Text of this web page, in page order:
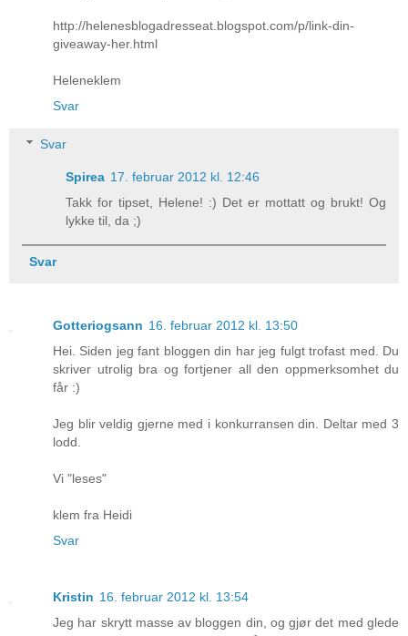
http://helenesblogadresseat.blogspot.com/p/link-din-
giveaway-her.html
Heleneklem
Svar
Svar
Spirea 17. februar 2012 kl. 12:46
Takk for tipset, Helene! :) Det er mottatt og brukt! Og
lykke til, da ;)
Svar
Gotteriogsann 16. februar 2012 kl. 13:50
Hei. Siden jeg fant bloggen din har jeg fulgt trofast med. Du
skriver utrolig bra og fortjener all den oppmerksomhet du
får :)
Jeg blir veldig gjerne med i konkurransen din. Deltar med 3
lodd.
Vi "leses"
klem fra Heidi
Svar
Kristin 16. februar 2012 kl. 13:54
Jeg har skrytt masse av bloggen din, og gjør det med glede